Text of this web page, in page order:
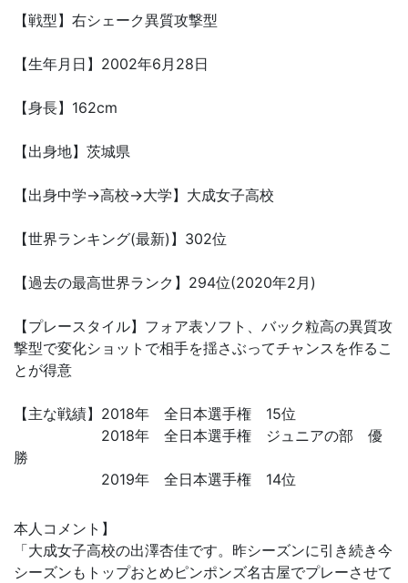
【戦型】右シェーク異質攻撃型
【生年月日】2002年6月28日
【身長】162cm
【出身地】茨城県
【出身中学→高校→大学】大成女子高校
【世界ランキング(最新)】302位
【過去の最高世界ランク】294位(2020年2月)
【プレースタイル】フォア表ソフト、バック粒高の異質攻
撃型で変化ショットで相手を揺さぶってチャンスを作るこ
とが得意
【主な戦績】2018年 全日本選手権 15位
2018年 全日本選手権 ジュニアの部 優
勝
2019年 全日本選手権 14位
本人コメント】
「大成女子高校の出澤杏佳です。昨シーズンに引き続き今
シーズンもトップおとめピンポンズ名古屋でプレーさせて